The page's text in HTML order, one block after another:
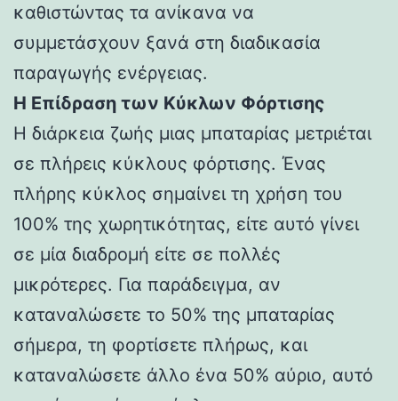
καθιστώντας τα ανίκανα να
συμμετάσχουν ξανά στη διαδικασία
παραγωγής ενέργειας.
Η Επίδραση των Κύκλων Φόρτισης
Η διάρκεια ζωής μιας μπαταρίας μετριέται
σε πλήρεις κύκλους φόρτισης. Ένας
πλήρης κύκλος σημαίνει τη χρήση του
100% της χωρητικότητας, είτε αυτό γίνει
σε μία διαδρομή είτε σε πολλές
μικρότερες. Για παράδειγμα, αν
καταναλώσετε το 50% της μπαταρίας
σήμερα, τη φορτίσετε πλήρως, και
καταναλώσετε άλλο ένα 50% αύριο, αυτό